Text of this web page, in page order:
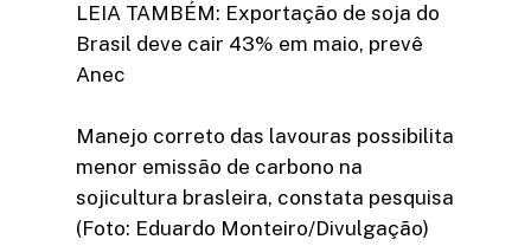
LEIA TAMBÉM: Exportação de soja do
Brasil deve cair 43% em maio, prevê
Anec
Manejo correto das lavouras possibilita
menor emissão de carbono na
sojicultura brasleira, constata pesquisa
(Foto: Eduardo Monteiro/Divulgação)